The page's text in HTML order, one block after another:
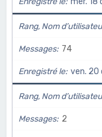
Rang, Nom
Messages 74
Enregistré le ven. 20
Rang, Nom
Messages 2